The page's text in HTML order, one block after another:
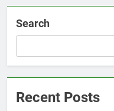
Search
Recent Posts